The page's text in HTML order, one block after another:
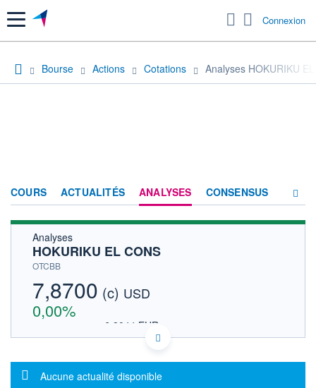
Menu Connexion
Bourse Actions Cotations Analyses HOKURIKU
COURS ACTUALITÉS ANALYSES CONSENSUS
Analyses
HOKURIKU EL CONS
OTCBB
7,8700 (c) USD
0,00%
6,8044 EUR
DONNÉES TEMPS DIFFÉRÉ
Politique d'exécution
Message d'information
Aucune actualité disponible